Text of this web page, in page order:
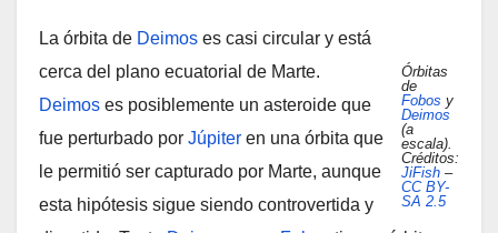
Órbitas
de
Fobos y
Deimos
(a
escala).
Créditos:
JiFish –
CC BY-
SA 2.5
La órbita de Deimos es casi circular y está
cerca del plano ecuatorial de Marte.
Deimos es posiblemente un asteroide que
fue perturbado por Júpiter en una órbita que
le permitió ser capturado por Marte, aunque
esta hipótesis sigue siendo controvertida y